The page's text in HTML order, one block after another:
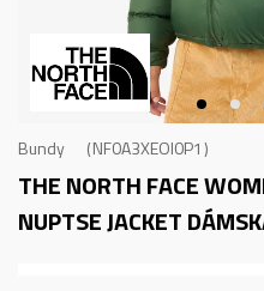
Bundy NF0A3XEOI0P1
THE NORTH FACE
NUPTSE JACKET